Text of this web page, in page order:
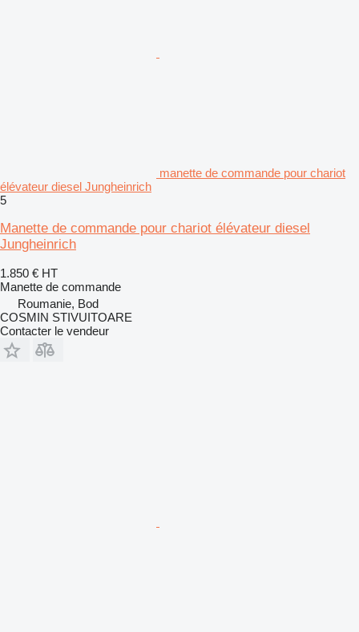
manette de commande pour chariot
élévateur diesel Jungheinrich
5
Manette de commande pour chariot élévateur diesel
Jungheinrich
1.850 € HT
Manette de commande
Roumanie, Bod
COSMIN STIVUITOARE
Contacter le vendeur